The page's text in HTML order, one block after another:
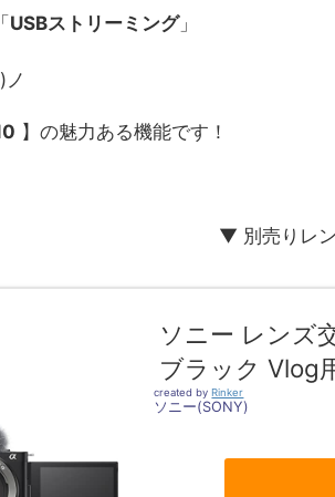
USBストリーミング」
】の魅力ある機能です！
▼ 別売りレ
ソニー レンズ
ブラック Vlog
created byRinker
ソニー(SONY)